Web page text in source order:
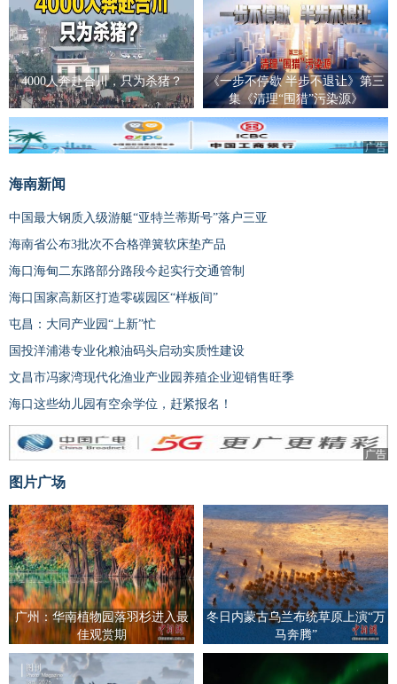
4000人奔赴合川，只为杀猪？
《一步不停歇 半步不退让》第三
集《清理“围猎”污染源》
广告
海南新闻
中国最大钢质入级游艇“亚特兰蒂斯号”落户三亚
海南省公布3批次不合格弹簧软床垫产品
海口海甸二东路部分路段今起实行交通管制
海口国家高新区打造零碳园区“样板间”
屯昌：大同产业园“上新”忙
国投洋浦港专业化粮油码头启动实质性建设
文昌市冯家湾现代化渔业产业园养殖企业迎销售旺季
海口这些幼儿园有空余学位，赶紧报名！
广告
图片广场
广州：华南植物园落羽杉进入最
佳观赏期
冬日内蒙古乌兰布统草原上演“万
马奔腾”